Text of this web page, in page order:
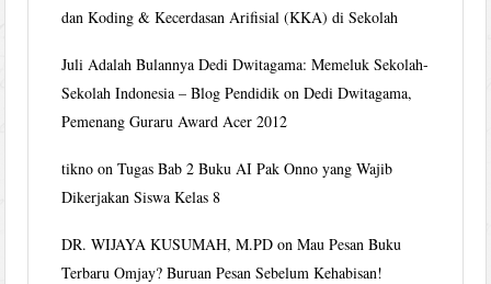
dan Koding & Kecerdasan Arifisial (KKA) di Sekolah
Juli Adalah Bulannya Dedi Dwitagama: Memeluk Sekolah-
Sekolah Indonesia – Blog Pendidik onDedi Dwitagama,
Pemenang Guraru Award Acer 2012
tikno onTugas Bab 2 Buku AI Pak Onno yang Wajib
Dikerjakan Siswa Kelas 8
DR. WIJAYA KUSUMAH, M.PD onMau Pesan Buku
Terbaru Omjay? Buruan Pesan Sebelum Kehabisan!